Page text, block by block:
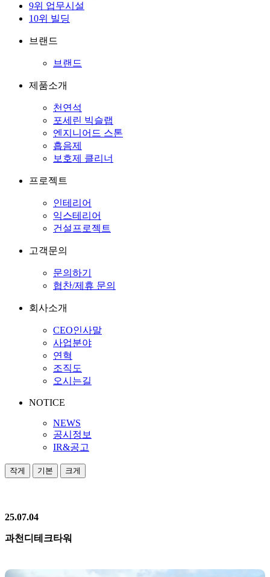
9위 업무시설
10위 빌딩
브랜드
브랜드
제품소개
천연석
포세린 빅슬랩
엔지니어드 스톤
흡음제
보호제 클리너
프로젝트
인테리어
익스테리어
건설프로젝트
고객문의
문의하기
협찬/제휴 문의
회사소개
CEO인사말
사업분야
연혁
조직도
오시는길
NOTICE
NEWS
공시정보
IR&공고
작게 기본 크게
25.07.04
과천디테크타워